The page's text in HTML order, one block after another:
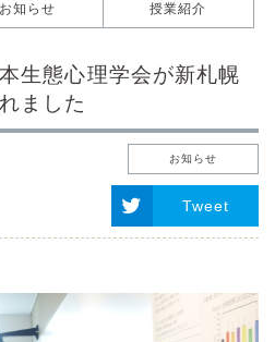
お知らせ 授業紹介
生態心理学会が新札幌
ました
お知らせ
Tweet